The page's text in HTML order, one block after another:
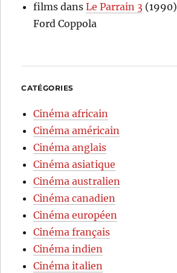
films dansLe Parrain 3
Ford Coppola
CATÉGORIES
Cinéma africain
Cinéma américain
Cinéma anglais
Cinéma asiatique
Cinéma australien
Cinéma canadien
Cinéma européen
Cinéma français
Cinéma indien
Cinéma italien